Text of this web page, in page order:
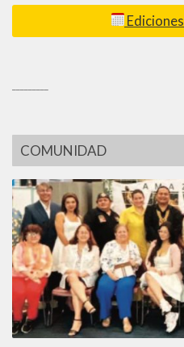
COMUNIDAD